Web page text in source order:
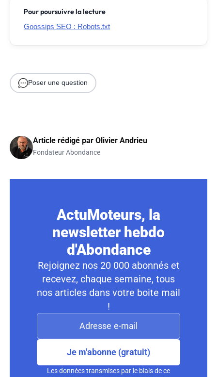
Pour poursuivre la lecture
Goossips SEO : Robots.txt
Poser une question
Article rédigé par Olivier Andrieu
Fondateur Abondance
ActuMoteurs, la
newsletter hebdo
d'Abondance
Rejoignez nos 20 000 abonnés et
recevez, chaque semaine, tous
nos articles dans votre boite mail
!
Je m'abonne (gratuit)
Les données transmises par le biais de ce